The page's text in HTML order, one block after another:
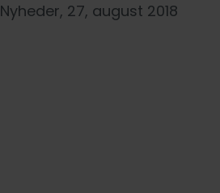
Nyheder, 27, august 2018